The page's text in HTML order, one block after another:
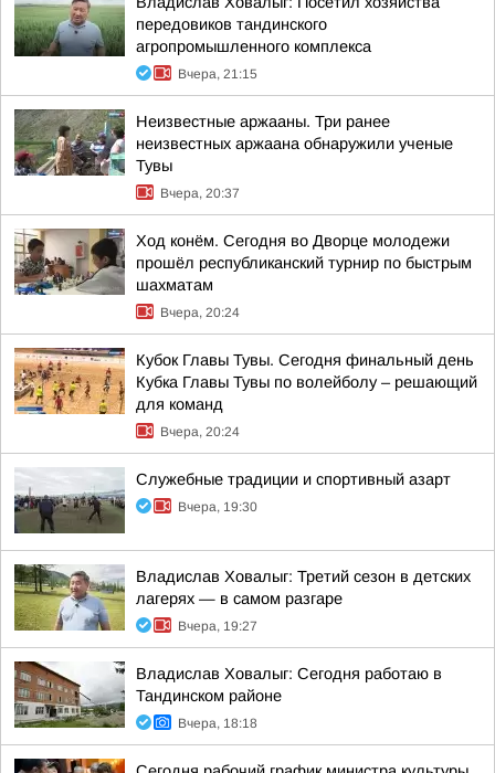
передовиков тандинского
агропромышленного комплекса
Вчера, 21:15
Неизвестные аржааны. Три ранее
неизвестных аржаана обнаружили ученые
Тувы
Вчера, 20:37
Ход конём. Сегодня во Дворце молодежи
прошёл республиканский турнир по быстрым
шахматам
Вчера, 20:24
Кубок Главы Тувы. Сегодня финальный день
Кубка Главы Тувы по волейболу – решающий
для команд
Вчера, 20:24
Служебные традиции и спортивный азарт
Вчера, 19:30
Владислав Ховалыг: Третий сезон в детских
лагерях — в самом разгаре
Вчера, 19:27
Владислав Ховалыг: Сегодня работаю в
Тандинском районе
Вчера, 18:18